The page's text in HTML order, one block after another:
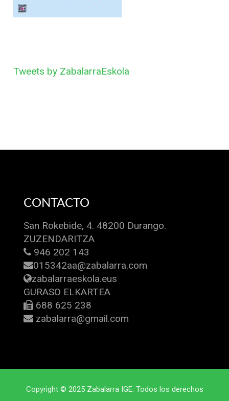
Tweets by ZabalarraEskola
CONTACTO
San Rokebide, 4. 48200 Durango.
ZUZENDARITZA
946 202 143
015342aa@zabalarra.com
zabalarraeskola.eus
GURASO ELKARTEA
688 625 238
zabalarra@gmail.com
Copyright © 2025 Zabalarra IGE. Todos los derechos